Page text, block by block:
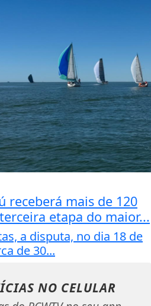
receberá mais de 120
etapa do maior...
a disputa, no dia 18 de
de 30...
NO CELULAR